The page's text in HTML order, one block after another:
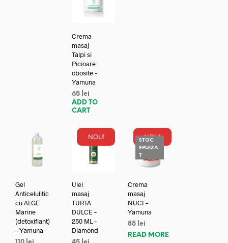
Crema
masaj
Talpi si
Picioare
obosite –
Yamuna
65 lei
ADD TO
CART
Gel
Anticelulitic
cu ALGE
Marine
(detoxifiant)
– Yamuna
NOU!
Ulei
masaj
TURTA
DULCE –
250 ML –
Diamond
NOU!
STOC
EPUIZA
T
Crema
masaj
NUCI –
Yamuna
85 lei
READ MORE